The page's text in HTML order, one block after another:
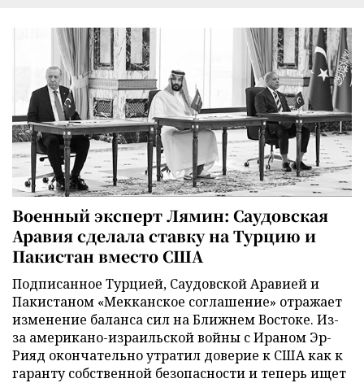
Военный эксперт Лямин: Саудовская
Аравия сделала ставку на Турцию и
Пакистан вместо США
Подписанное Турцией, Саудовской Аравией и
Пакистаном «Мекканское соглашение» отражает
изменение баланса сил на Ближнем Востоке. Из-
за американо-израильской войны с Ираном Эр-
Рияд окончательно утратил доверие к США как к
гаранту собственной безопасности и теперь ищет